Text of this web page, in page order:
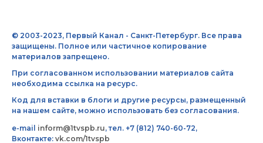
© 2003-2023, Первый Канал - Санкт-Петербург. Все права
защищены. Полное или частичное копирование
материалов запрещено.
При согласованном использовании материалов сайта
необходима ссылка на ресурс.
Код для вставки в блоги и другие ресурсы, размещенный
на нашем сайте, можно использовать без согласования.
e-mail inform@1tvspb.ru, тел. +7 (812) 740-60-72,
Вконтакте: vk.com/1tvspb